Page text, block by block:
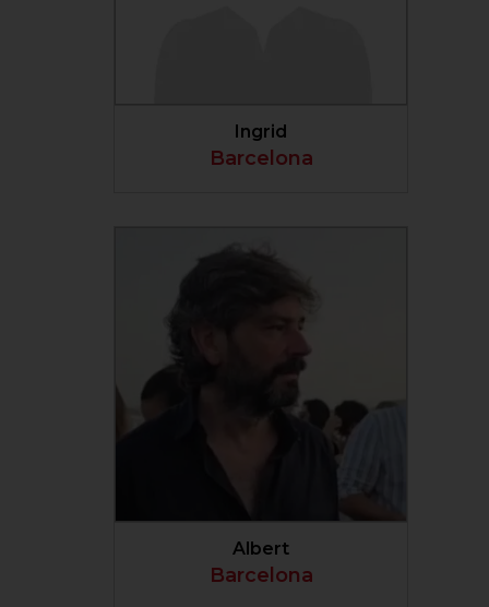
Ingrid
Barcelona
VER PERFIL
Albert
Barcelona